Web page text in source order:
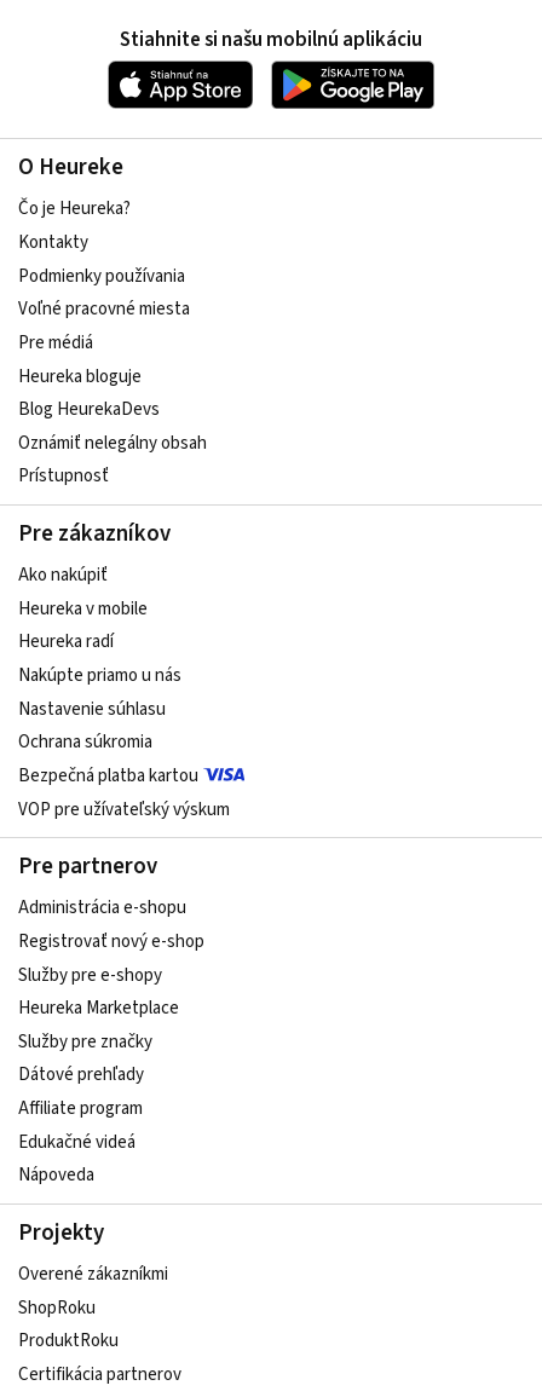
O Heureke
Čo je Heureka?
Kontakty
Podmienky používania
Voľné pracovné miesta
Pre médiá
Heureka bloguje
Blog HeurekaDevs
Oznámiť nelegálny obsah
Prístupnosť
Pre zákazníkov
Ako nakúpiť
Heureka v mobile
Heureka radí
Nakúpte priamo u nás
Nastavenie súhlasu
Ochrana súkromia
Bezpečná platba kartou
VOP pre užívateľský výskum
Pre partnerov
Administrácia e-shopu
Registrovať nový e-shop
Služby pre e‑shopy
Heureka Marketplace
Služby pre značky
Dátové prehľady
Affiliate program
Edukačné videá
Nápoveda
Projekty
Overené zákazníkmi
ShopRoku
ProduktRoku
Certifikácia partnerov
Stiahnite si našu mobilnú aplikáciu